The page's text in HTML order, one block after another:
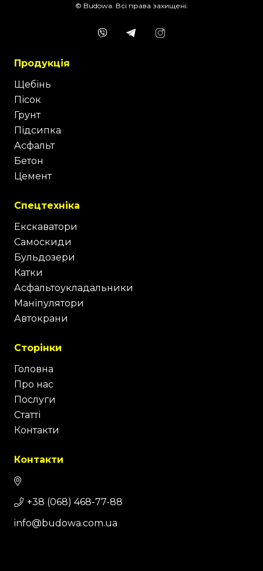
© Budowa. Всі права захищені.
Продукція
Щебінь
Пісок
Грунт
Підсипка
Асфальт
Бетон
Цемент
Спецтехніка
Екскаватори
Самоскиди
Бульдозери
Катки
Асфальтоукладальники
Маніпулятори
Автокрани
Сторінки
Головна
Про нас
Послуги
Статті
Контакти
Контакти
+38 (068) 468-77-88
info@budowa.com.ua